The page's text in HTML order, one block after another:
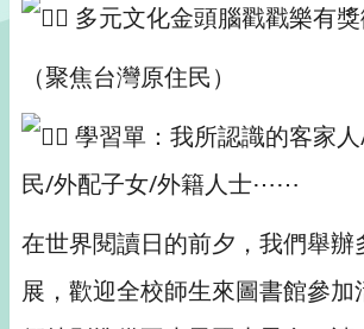
多元文化金頭腦戳戳樂有
（聚焦台灣原住民）
學習單：我所認識的客家
民/外配子女/外籍人士⋯⋯
在世界閱讀日的前夕，我們舉辦
展，歡迎全校師生來圖書館參加